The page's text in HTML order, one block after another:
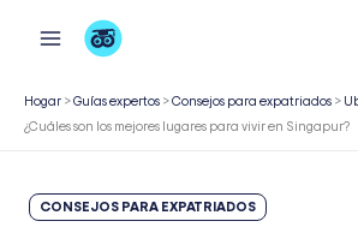
contenido
Hogar >Guías expertos >Consejos para expatriados >
¿Cuáles son los mejores lugares para vivir en Singapur?
CONSEJOS PARA EXPATRIADOS